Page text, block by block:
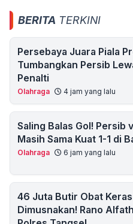
BERITA TERKINI
Persebaya Juara Piala
Tumbangkan Persib
Penalti
Olahraga 4 jam yang lalu
Saling Balas Gol! Persib
Masih Sama Kuat 1-1 di
Olahraga 6 jam yang lalu
46 Juta Butir Obat
Dimusnakan! Rano